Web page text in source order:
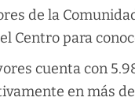
de la
Centro para
cuenta con
en más